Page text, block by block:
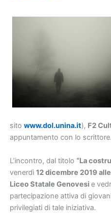
sito www.dol.unina.it), F2
appuntamento con lo scrittore.
L’incontro, dal titolo “La
venerdì 12 dicembre 2019
Liceo Statale Genovesi e
partecipazione attiva di
privilegiati di tale iniziativa.